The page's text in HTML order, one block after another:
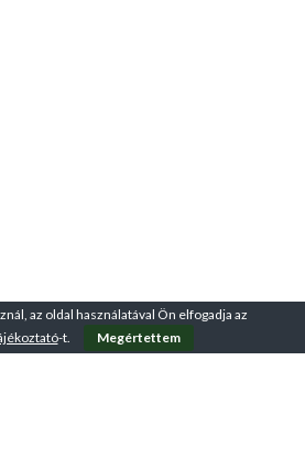
az oldal használatával Ön elfogadja az
-t. Megértettem